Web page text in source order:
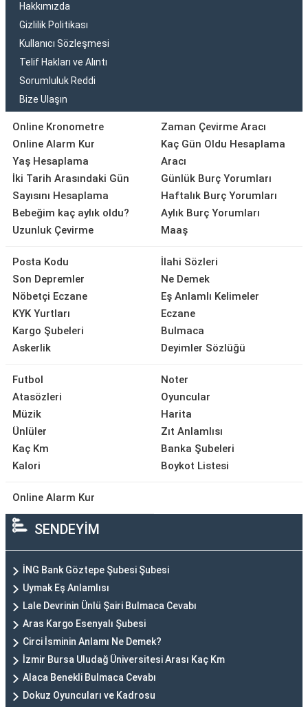
Hakkımızda
Gizlilik Politikası
Kullanıcı Sözleşmesi
Telif Hakları ve Alıntı
Sorumluluk Reddi
Bize Ulaşın
Online Kronometre
Online Alarm Kur
Yaş Hesaplama
İki Tarih Arasındaki Gün
Sayısını Hesaplama
Bebeğim kaç aylık oldu?
Uzunluk Çevirme
Zaman Çevirme Aracı
Kaç Gün Oldu Hesaplama
Aracı
Günlük Burç Yorumları
Haftalık Burç Yorumları
Aylık Burç Yorumları
Maaş
Posta Kodu
Son Depremler
Nöbetçi Eczane
KYK Yurtları
Kargo Şubeleri
Askerlik
İlahi Sözleri
Ne Demek
Eş Anlamlı Kelimeler
Eczane
Bulmaca
Deyimler Sözlüğü
Futbol
Atasözleri
Müzik
Ünlüler
Kaç Km
Kalori
Noter
Oyuncular
Harita
Zıt Anlamlısı
Banka Şubeleri
Boykot Listesi
Online Alarm Kur
SENDEYİM
İNG Bank Göztepe Şubesi Şubesi
Uymak Eş Anlamlısı
Lale Devrinin Ünlü Şairi Bulmaca Cevabı
Aras Kargo Esenyalı Şubesi
Circi İsminin Anlamı Ne Demek?
İzmir Bursa Uludağ Üniversitesi Arası Kaç Km
Alaca Benekli Bulmaca Cevabı
Dokuz Oyuncuları ve Kadrosu